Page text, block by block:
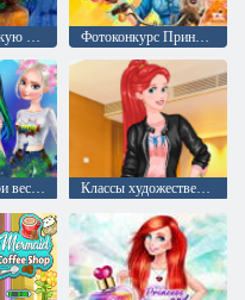
Играть в Сладкую Рапунцель Фотоконкурс Принцессы и домашние животные
Принцессы: Три весенних фестиваля Классы художественного колледжа для принцессы